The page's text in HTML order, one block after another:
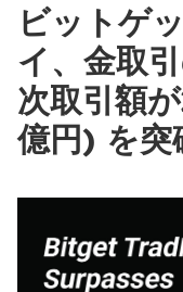
ビットゲ
イ、金取
次取引額
億円) を突